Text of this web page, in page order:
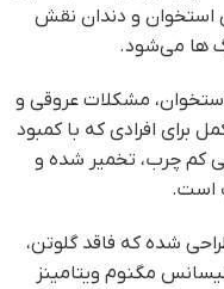
استخوان و دندان نقش
ها می‌شود.
استخوان، مشکلات عروقی و
برای افرادی که با کمبود
غذایی کم چرب، تخمیر شده و
است.
شده که فاقد گلوتن،
مگنوم ویتامینز